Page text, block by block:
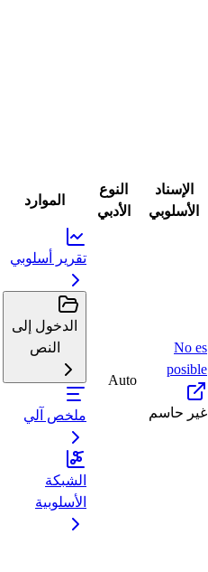
الإسناد
الأسلوبي
النوع
الأدبي
الموارد
No es
posible
غير حاسم
Auto
تقرير أسلوبي
الدخول إلى
النص
ملخص آلي
الشبكة
الأسلوبية